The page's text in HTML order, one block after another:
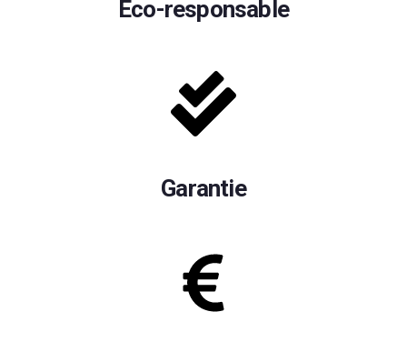
Éco-responsable
Garantie